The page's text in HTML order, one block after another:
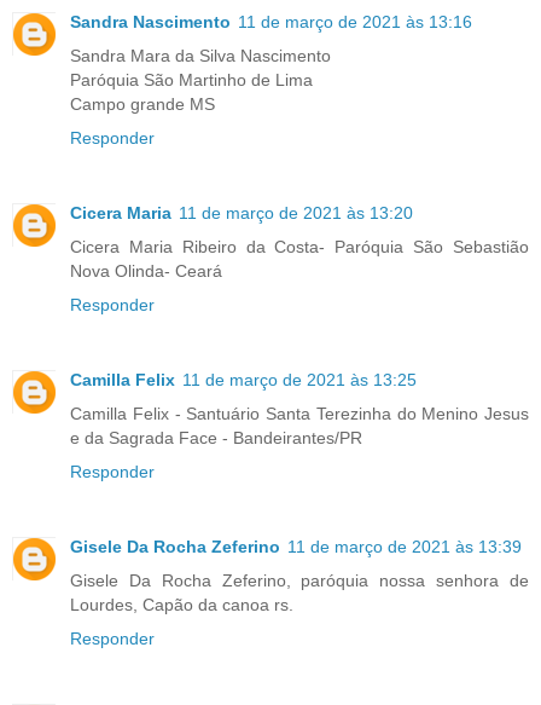
Sandra Nascimento 11 de março de 2021 às 13:16
Sandra Mara da Silva Nascimento
Paróquia São Martinho de Lima
Campo grande MS
Responder
Cicera Maria 11 de março de 2021 às 13:20
Cicera Maria Ribeiro da Costa- Paróquia São Sebastião
Nova Olinda- Ceará
Responder
Camilla Felix 11 de março de 2021 às 13:25
Camilla Felix - Santuário Santa Terezinha do Menino Jesus
e da Sagrada Face - Bandeirantes/PR
Responder
Gisele Da Rocha Zeferino 11 de março de 2021 às 13:39
Gisele Da Rocha Zeferino, paróquia nossa senhora de
Lourdes, Capão da canoa rs.
Responder